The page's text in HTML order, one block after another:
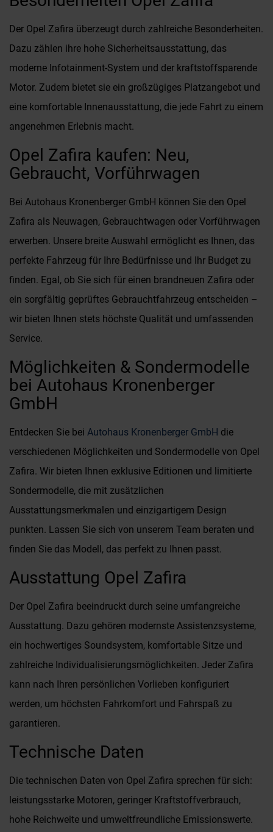
Der Opel Zafira überzeugt durch zahlreiche Besonderheiten.
Dazu zählen ihre hohe Sicherheitsausstattung, das
moderne Infotainment-System und der kraftstoffsparende
Motor. Zudem bietet sie ein großzügiges Platzangebot und
eine komfortable Innenausstattung, die jede Fahrt zu einem
angenehmen Erlebnis macht.
Opel Zafira kaufen: Neu,
Gebraucht, Vorführwagen
Bei Autohaus Kronenberger GmbH können Sie den Opel
Zafira als Neuwagen, Gebrauchtwagen oder Vorführwagen
erwerben. Unsere breite Auswahl ermöglicht es Ihnen, das
perfekte Fahrzeug für Ihre Bedürfnisse und Ihr Budget zu
finden. Egal, ob Sie sich für einen brandneuen Zafira oder
ein sorgfältig geprüftes Gebrauchtfahrzeug entscheiden –
wir bieten Ihnen stets höchste Qualität und umfassenden
Service.
Möglichkeiten & Sondermodelle
bei Autohaus Kronenberger
GmbH
Entdecken Sie bei Autohaus Kronenberger GmbH die
verschiedenen Möglichkeiten und Sondermodelle von Opel
Zafira. Wir bieten Ihnen exklusive Editionen und limitierte
Sondermodelle, die mit zusätzlichen
Ausstattungsmerkmalen und einzigartigem Design
punkten. Lassen Sie sich von unserem Team beraten und
finden Sie das Modell, das perfekt zu Ihnen passt.
Ausstattung Opel Zafira
Der Opel Zafira beeindruckt durch seine umfangreiche
Ausstattung. Dazu gehören modernste Assistenzsysteme,
ein hochwertiges Soundsystem, komfortable Sitze und
zahlreiche Individualisierungsmöglichkeiten. Jeder Zafira
kann nach Ihren persönlichen Vorlieben konfiguriert
werden, um höchsten Fahrkomfort und Fahrspaß zu
garantieren.
Technische Daten
Die technischen Daten von Opel Zafira sprechen für sich:
leistungsstarke Motoren, geringer Kraftstoffverbrauch,
hohe Reichweite und umweltfreundliche Emissionswerte.